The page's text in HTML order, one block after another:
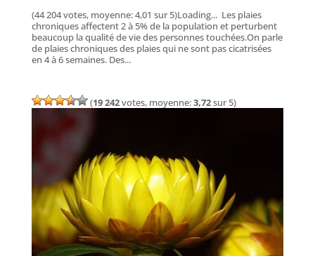
(44 204 votes, moyenne: 4,01 sur 5)Loading... Les plaies
chroniques affectent 2 à 5% de la population et perturbent
beaucoup la qualité de vie des personnes touchées.On parle
de plaies chroniques des plaies qui ne sont pas cicatrisées
en 4 à 6 semaines. Des...
(19 242votes, moyenne:3,72sur 5)